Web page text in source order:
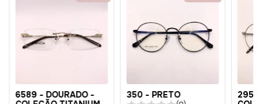
6589 - DOURADO -
350 - PRETO
295 -